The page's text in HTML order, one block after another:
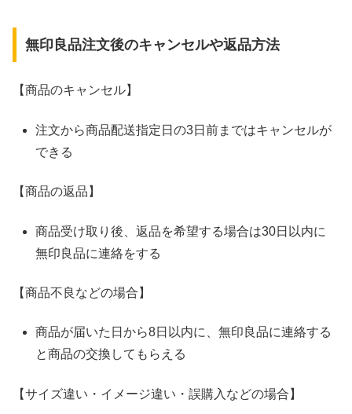
無印良品注文後のキャンセルや返品方法
【商品のキャンセル】
注文から商品配送指定日の3日前まではキャンセルが
できる
【商品の返品】
商品受け取り後、返品を希望する場合は30日以内に
無印良品に連絡をする
【商品不良などの場合】
商品が届いた日から8日以内に、無印良品に連絡する
と商品の交換してもらえる
【サイズ違い・イメージ違い・誤購入などの場合】